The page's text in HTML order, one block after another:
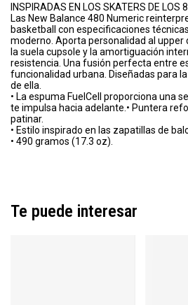
INSPIRADAS EN LOS SKATERS DE LOS
Las New Balance 480 Numeric
basketball con especificaciones
moderno. Aporta personalidad al upper
la suela cupsole y la amortiguación
resistencia. Una fusión perfecta entre
funcionalidad urbana. Diseñadas para
de ella.
• La espuma FuelCell proporciona una
te impulsa hacia adelante.• Puntera
patinar.
• Estilo inspirado en las zapatillas de
• 490 gramos (17.3 oz).
Te puede interesar